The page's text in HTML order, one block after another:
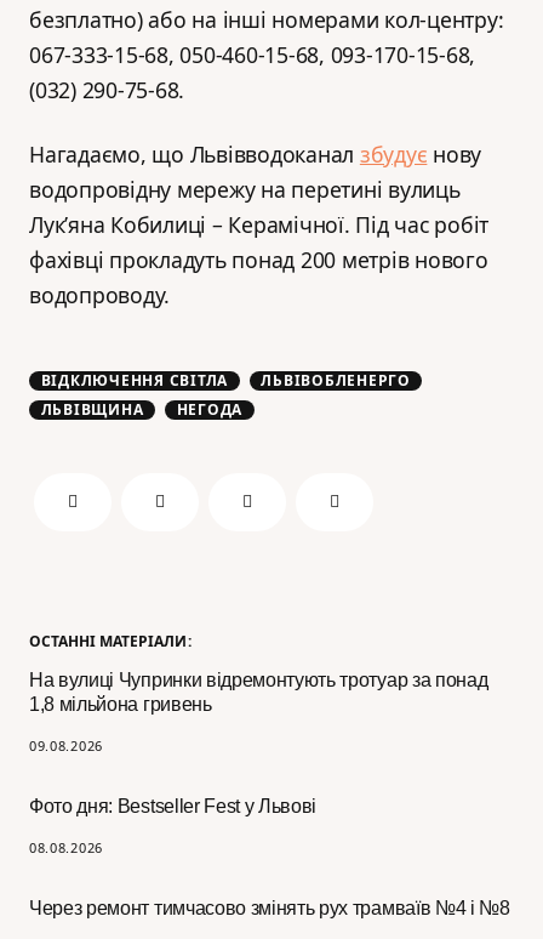
ОСТАННІ МАТЕРІАЛИ:
На вулиці Чупринки відремонтують тротуар за понад
1,8 мільйона гривень
09.08.2026
Фото дня: Bestseller Fest у Львові
08.08.2026
Через ремонт тимчасово змінять рух трамваїв №4 і №8
безплатно) або на інші номерами кол-центру:
067-333-15-68, 050-460-15-68, 093-170-15-68,
(032) 290-75-68.
Нагадаємо, що Львівводоканал збудує нову
водопровідну мережу на перетині вулиць
Лук’яна Кобилиці – Керамічної. Під час робіт
фахівці прокладуть понад 200 метрів нового
водопроводу.
ВІДКЛЮЧЕННЯ СВІТЛА
ЛЬВІВОБЛЕНЕРГО
ЛЬВІВЩИНА
НЕГОДА